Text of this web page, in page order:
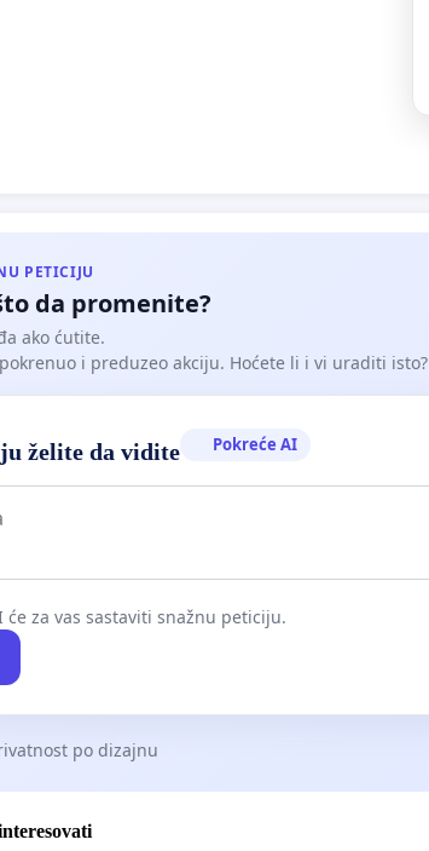
PETICIJU
da promenite?
ako ćutite.
i preduzeo akciju. Hoćete li i vi uraditi isto?
želite da vidite Pokreće AI
za vas sastaviti snažnu peticiju.
po dizajnu